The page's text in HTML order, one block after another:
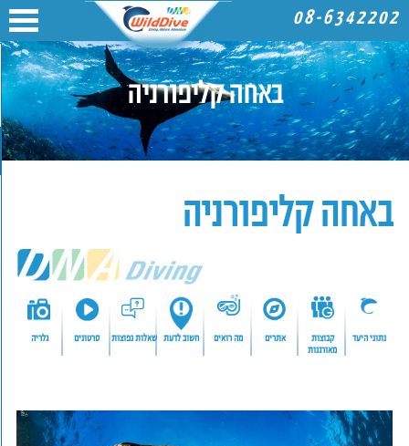
באחה קליפורניה
08-6342202
באחה קליפורניה
נתוני היעד
קבוצות
מאורגנות
אתרים מה רואים חשוב לדעת שאלות נפוצות סרטונים גלריה